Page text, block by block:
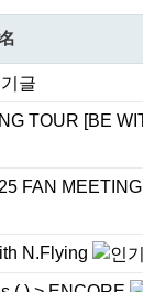
TOUR [BE
FAN
N.Flying